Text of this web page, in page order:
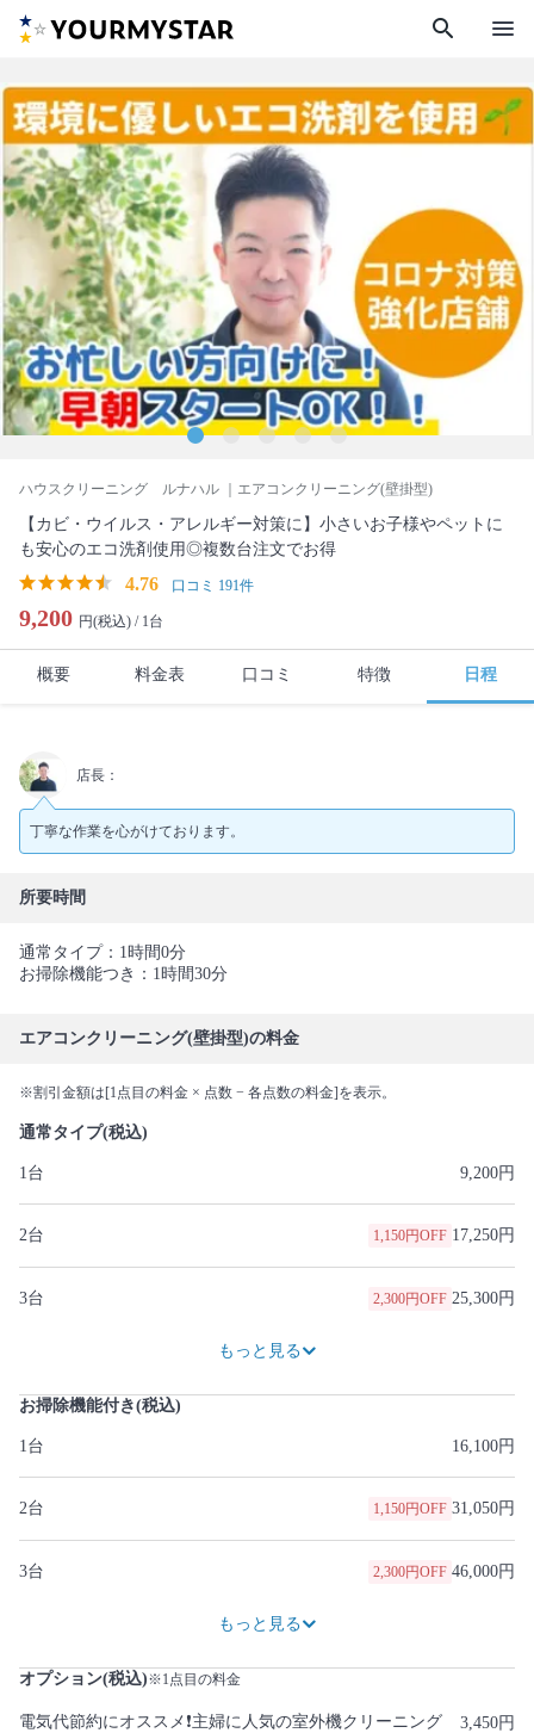
search menu
ハウスクリーニング ルナハル ｜エアコンクリーニング(壁掛型)
【カビ・ウイルス・アレルギー対策に】小さいお子様やペットに
も安心のエコ洗剤使用◎複数台注文でお得
4.76 口コミ 191件
9,200 円(税込) / 1台
概要 料金表 口コミ 特徴 日程
店長：
丁寧な作業を心がけております。
所要時間
通常タイプ：1時間0分
お掃除機能つき：1時間30分
エアコンクリーニング(壁掛型)の料金
※割引金額は[1点目の料金 × 点数 − 各点数の料金]を表示。
通常タイプ(税込)
1台 9,200円
2台 1,150円OFF 17,250円
3台 2,300円OFF 25,300円
もっと見る
お掃除機能付き(税込)
1台 16,100円
2台 1,150円OFF 31,050円
3台 2,300円OFF 46,000円
もっと見る
オプション(税込)※1点目の料金
電気代節約にオススメ❗主婦に人気の室外機クリーニング 3,450円